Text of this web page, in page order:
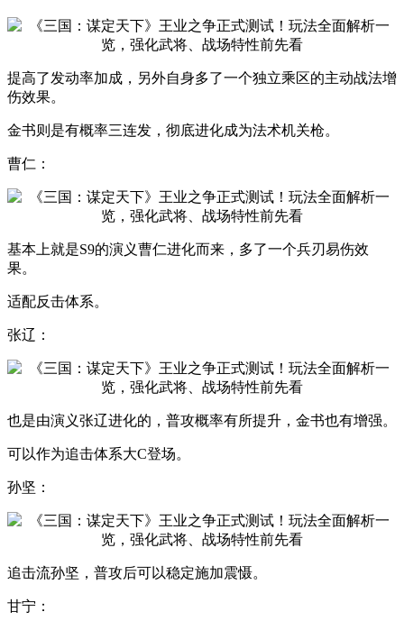
提高了发动率加成，另外自身多了一个独立乘区的主动战法增
伤效果。
金书则是有概率三连发，彻底进化成为法术机关枪。
曹仁：
基本上就是S9的演义曹仁进化而来，多了一个兵刃易伤效
果。
适配反击体系。
张辽：
也是由演义张辽进化的，普攻概率有所提升，金书也有增强。
可以作为追击体系大C登场。
孙坚：
追击流孙坚，普攻后可以稳定施加震慑。
甘宁：